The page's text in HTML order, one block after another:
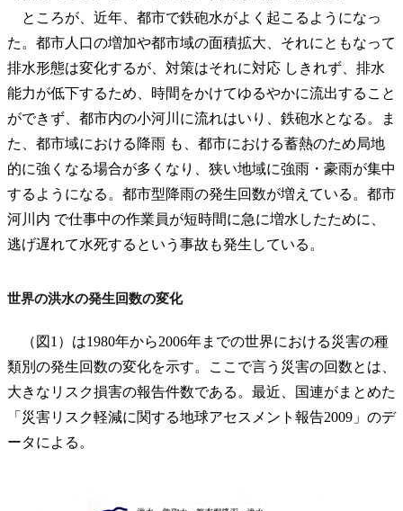
ところが、近年、都市で鉄砲水がよく起こるようになっ
た。都市人口の増加や都市域の面積拡大、それにともなって
排水形態は変化するが、対策はそれに対応 しきれず、排水
能力が低下するため、時間をかけてゆるやかに流出すること
ができず、都市内の小河川に流れはいり、鉄砲水となる。ま
た、都市域における降雨 も、都市における蓄熱のため局地
的に強くなる場合が多くなり、狭い地域に強雨・豪雨が集中
するようになる。都市型降雨の発生回数が増えている。都市
河川内 で仕事中の作業員が短時間に急に増水したために、
逃げ遅れて水死するという事故も発生している。
世界の洪水の発生回数の変化
（図1）は1980年から2006年までの世界における災害の種
類別の発生回数の変化を示す。ここで言う災害の回数とは、
大きなリスク損害の報告件数である。最近、国連がまとめた
「災害リスク軽減に関する地球アセスメント報告2009」のデ
ータによる。